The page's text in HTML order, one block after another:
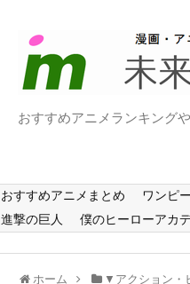
おすすめアニメランキング
おすすめアニメまとめ ワンピ
進撃の巨人
僕のヒーローアカ
ホーム ▼アクション・